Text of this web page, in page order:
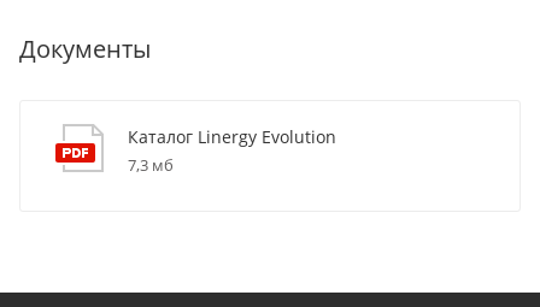
Документы
Каталог Linergy Evolution
7,3 мб